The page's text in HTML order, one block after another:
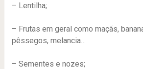
– Lentilha;
– Frutas em geral como maçãs,
pêssegos, melancia…
– Sementes e nozes;